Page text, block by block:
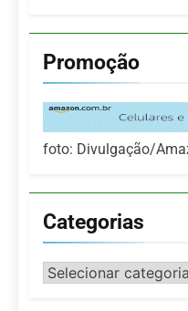
Promoção
foto: Divulgação/
Categorias
Categorias